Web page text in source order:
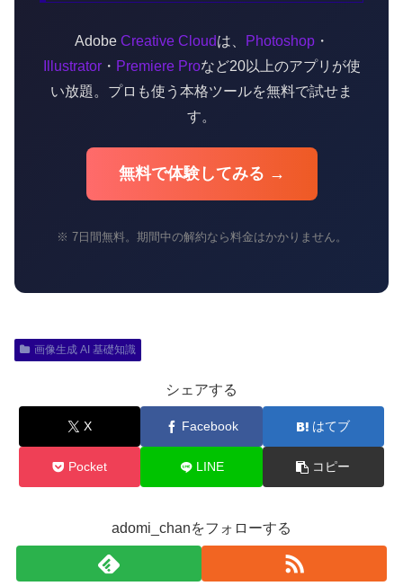
Adobe Creative Cloudは、 Photoshop・
Illustrator・ Premiere Proなど20以上のアプリが使
い放題。プロも使う本格ツールを無料で試せま
す。
無料で体験してみる →
※ 7日間無料。期間中の解約なら料金はかかりません。
画像生成 AI 基礎知識
シェアする
X Facebook はてブ
Pocket LINE コピー
adomi_chanをフォローする